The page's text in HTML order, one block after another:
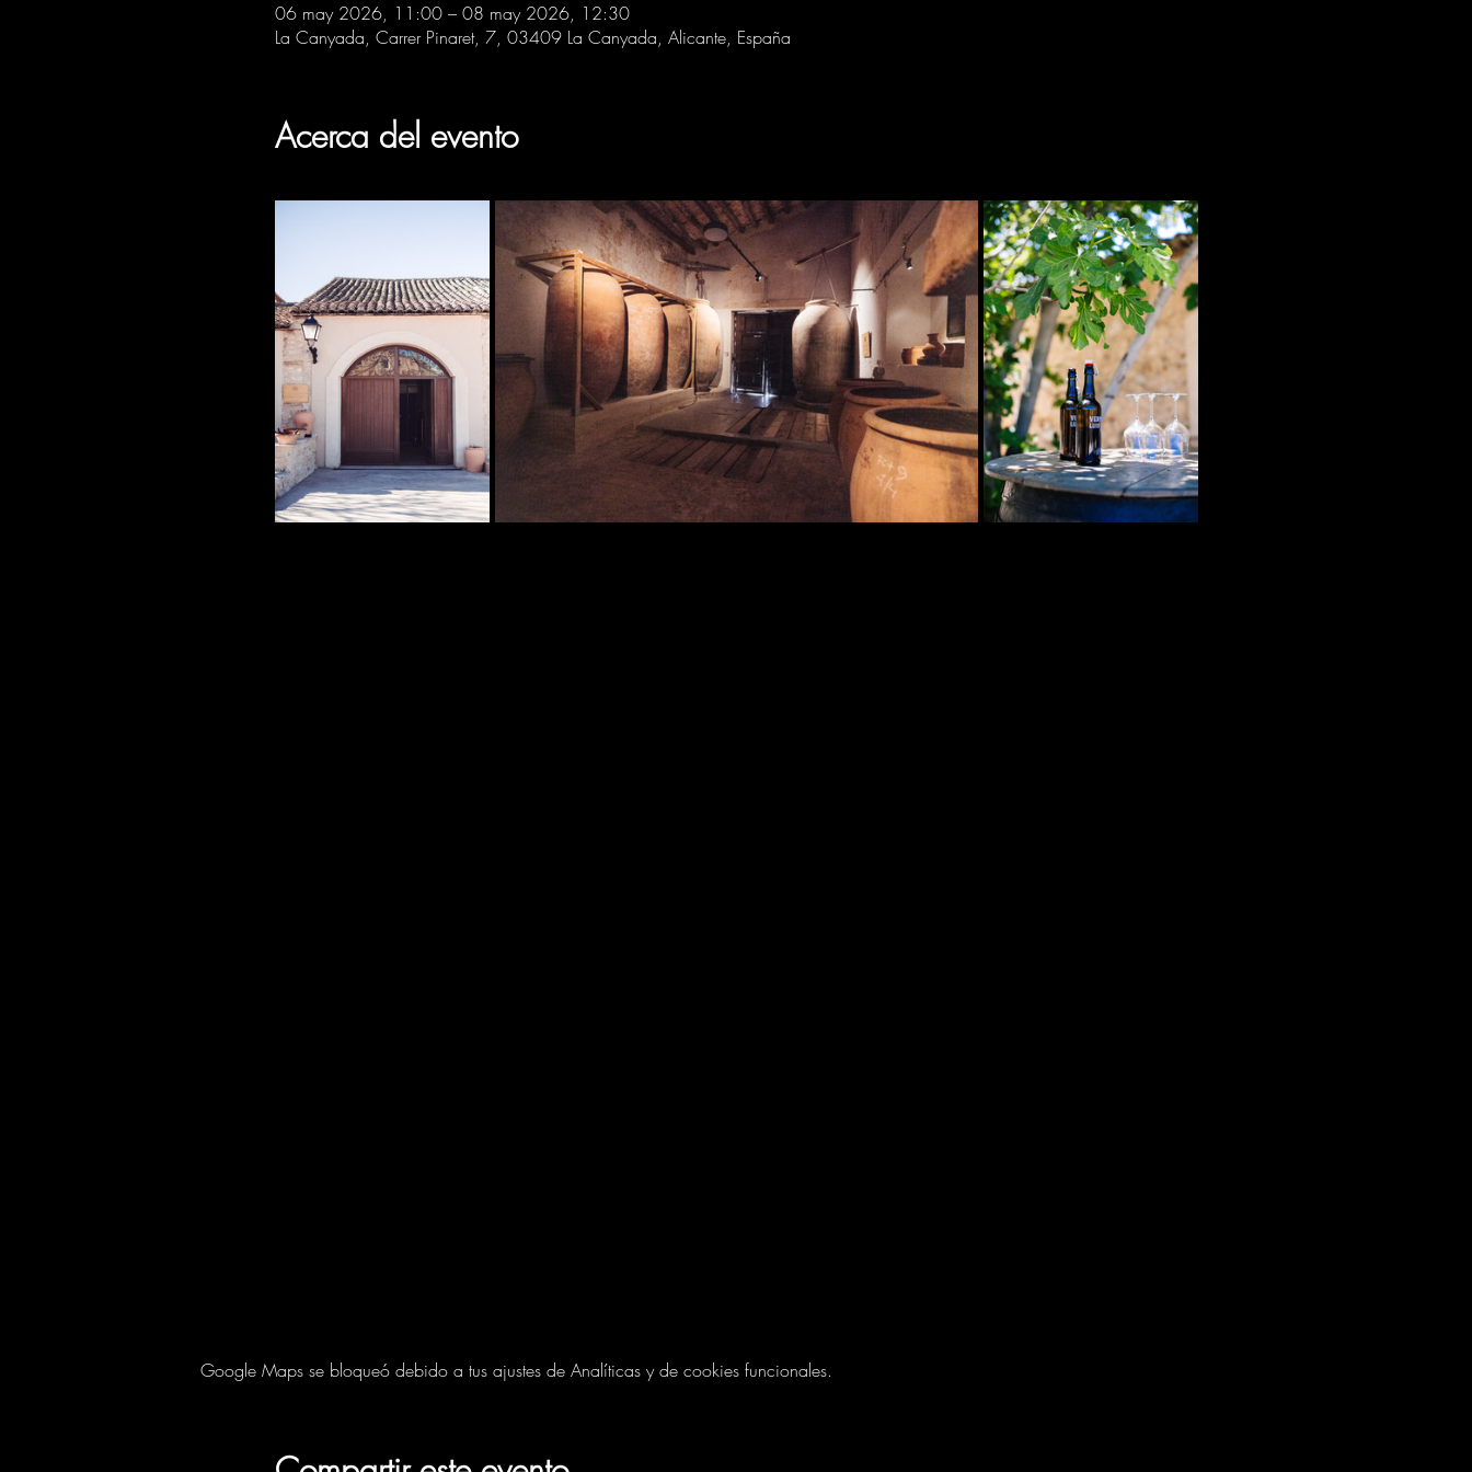
06 may 2026, 11:00 – 08 may 2026, 12:30
La Canyada, Carrer Pinaret, 7, 03409 La Canyada, Alicante, España
Acerca del evento
Google Maps se bloqueó debido a tus ajustes de Analíticas y de cookies funcionales.